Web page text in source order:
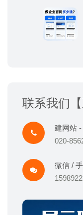
联系我们【
建网站
020-
微信 /